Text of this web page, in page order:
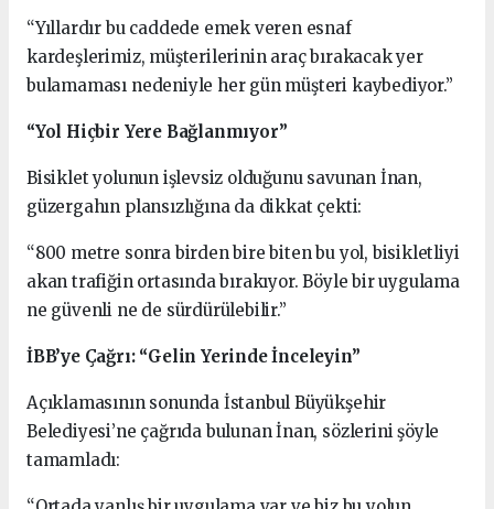
“Yıllardır bu caddede emek veren esnaf
kardeşlerimiz, müşterilerinin araç bırakacak yer
bulamaması nedeniyle her gün müşteri kaybediyor.”
“Yol Hiçbir Yere Bağlanmıyor”
Bisiklet yolunun işlevsiz olduğunu savunan İnan,
güzergahın plansızlığına da dikkat çekti:
“800 metre sonra birden bire biten bu yol, bisikletliyi
akan trafiğin ortasında bırakıyor. Böyle bir uygulama
ne güvenli ne de sürdürülebilir.”
İBB’ye Çağrı: “Gelin Yerinde İnceleyin”
Açıklamasının sonunda İstanbul Büyükşehir
Belediyesi’ne çağrıda bulunan İnan, sözlerini şöyle
tamamladı: